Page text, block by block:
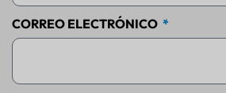
CORREO ELECTRÓNICO